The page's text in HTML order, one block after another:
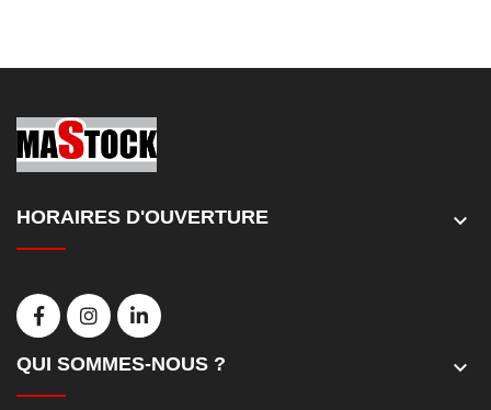
HORAIRES D'OUVERTURE keyboard_arrow_down
QUI SOMMES-NOUS ? keyboard_arrow_down